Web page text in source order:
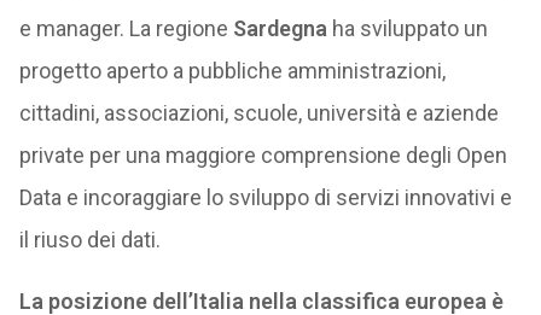
e manager. La regione Sardegna ha sviluppato un
progetto aperto a pubbliche amministrazioni,
cittadini, associazioni, scuole, università e aziende
private per una maggiore comprensione degli Open
Data e incoraggiare lo sviluppo di servizi innovativi e
il riuso dei dati.
La posizione dell’Italia nella classifica europea è